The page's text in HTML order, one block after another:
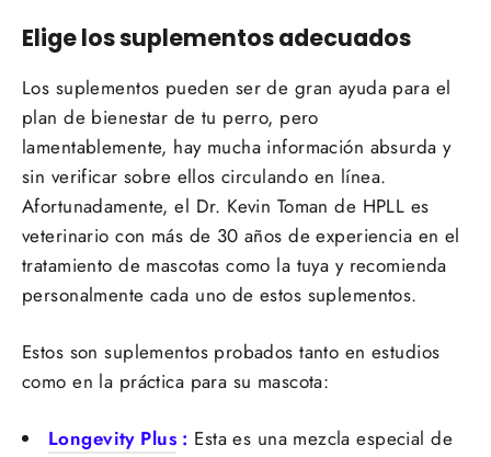
Elige los suplementos adecuados
Los suplementos pueden ser de gran ayuda para el
plan de bienestar de tu perro, pero
lamentablemente, hay mucha información absurda y
sin verificar sobre ellos circulando en línea.
Afortunadamente, el Dr. Kevin Toman de HPLL es
veterinario con más de 30 años de experiencia en el
tratamiento de mascotas como la tuya y recomienda
personalmente cada uno de estos suplementos.
Estos son suplementos probados tanto en estudios
como en la práctica para su mascota:
Longevity Plus: Esta es una mezcla especial de